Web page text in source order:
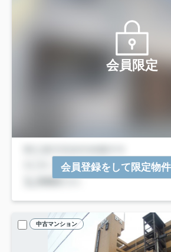
会員限定
会員登録をして限定物
中古マンション